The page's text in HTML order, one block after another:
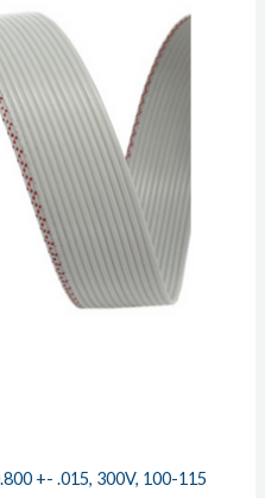
+- .015, 300V, 100-115